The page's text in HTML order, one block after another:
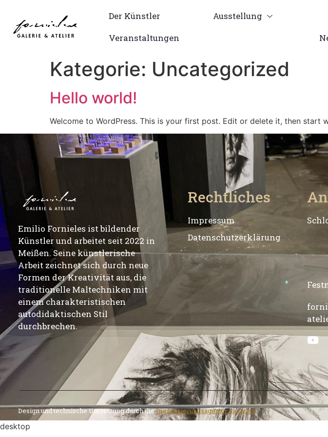
Der Künstler Ausstellung
Veranstaltungen
Kategorie: Uncategorized
Hello world!
Welcome to WordPress. This is your first post. Edit or delete it, then start
Emilio Fornieles ist bildender
Künstler und arbeitet seit 2022 in
Meißen. Seine künstlerische
Arbeit zeichnet sich durch neue
Formen der Kreativität aus, die
traditionelle Maltechniken mit
einem charakteristischen
autodidaktischen Stil
durchbrechen.
Rechtliches
Impressum
Datenschutzerklärung
Design und technische Umsetzung durch dieDigitalisierungsagentur Sachsen